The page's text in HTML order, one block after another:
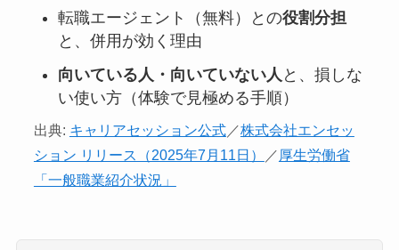
転職エージェント（無料）との役割分担
と、併用が効く理由
向いている人・向いていない人 と、損しな
い使い方（体験で見極める手順）
出典: キャリアセッション公式／株式会社エンセッ
ション リリース（2025年7月11日）
／ 厚生労働省
「一般職業紹介状況」